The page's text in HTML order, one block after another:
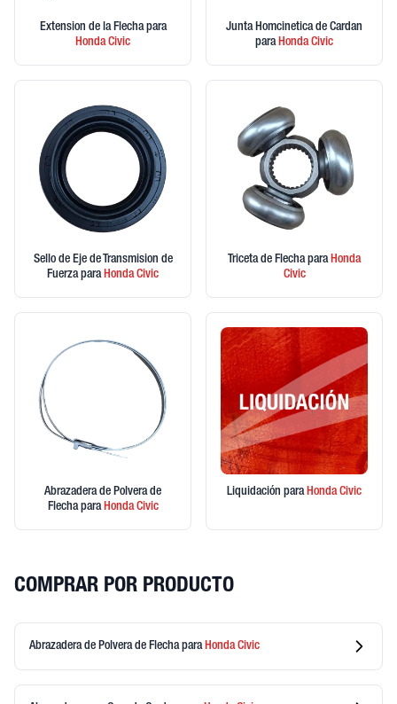
Extension de la Flecha para
HondaCivic
Junta Homcinetica de Cardan
paraHondaCivic
Sello de Eje de Transmision de
Fuerza paraHondaCivic
Triceta de Flecha paraHonda
Civic
Abrazadera de Polvera de
Flecha paraHondaCivic
Liquidación paraHondaCivic
COMPRAR POR PRODUCTO
Abrazadera de Polvera de Flechapara HondaCivic